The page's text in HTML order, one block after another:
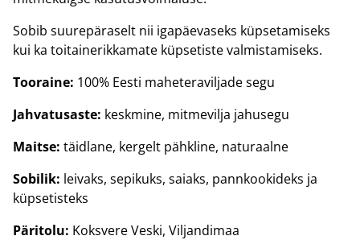
Sobib suurepäraselt nii igapäevaseks küpsetamiseks
kui ka toitainerikkamate küpsetiste valmistamiseks.
Tooraine: 100% Eesti maheteraviljade segu
Jahvatusaste: keskmine, mitmevilja jahusegu
Maitse: täidlane, kergelt pähkline, naturaalne
Sobilik: leivaks, sepikuks, saiaks, pannkookideks ja
küpsetisteks
Päritolu: Koksvere Veski, Viljandimaa